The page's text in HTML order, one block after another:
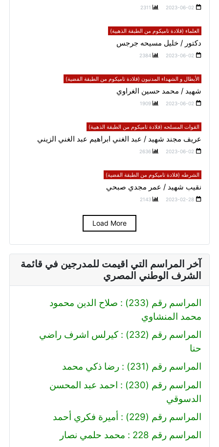
2023-06-02
2311
العلماء (قلادة تاميكوم من الطبقة الذهبية)
دكتور / خليل مسيحه جرجس
2023-06-02
2384
الأبطال و الشهداء المدنيون (قلادة تاميكوم من الطبقة الفضية)
شهيد / محمد حسين الغراوي
2023-06-02
1909
القوات المسلحه (قلادة تاميكوم من الطبقة الذهبية)
عريف مجند شهيد / عبد الغني ابراهيم عبد الغني الزيني
2023-06-02
2636
الشرطه (قلادة تاميكوم من الطبقة الفضية)
نقيب شهيد / عمر مجدي صبحي
2023-02-28
2143
Load More
آخر المراسم التي اقيمت للمدرجين في قائمة
الشرف الوطني المصري
المراسم رقم (233) : صلاح الدين محمود
محمد المنشاوي
المراسم رقم (232) : كيرلس اشرف راضي
حنا
المراسم رقم (231) : رضا ذكي محمد
المراسم رقم (230) : احمد عبد المحسن
الدسوقي
المراسم رقم (229) : أميرة فكري أحمد
المراسم رقم 228 : محمد حلمي نصار